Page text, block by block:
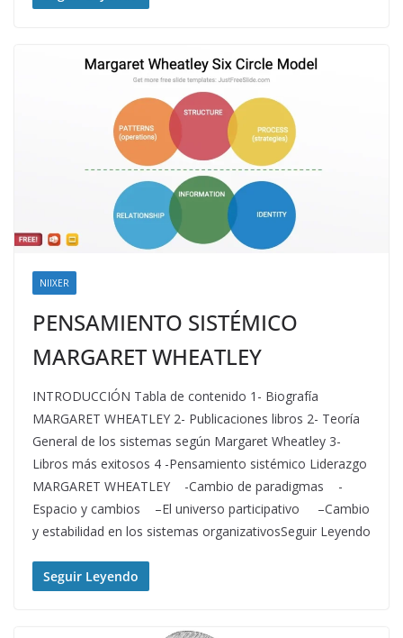
NIIXER
PENSAMIENTO SISTÉMICO
MARGARET WHEATLEY
INTRODUCCIÓN Tabla de contenido 1- Biografía
MARGARET WHEATLEY 2- Publicaciones libros 2- Teoría
General de los sistemas según Margaret Wheatley 3-
Libros más exitosos 4 -Pensamiento sistémico Liderazgo
MARGARET WHEATLEY -Cambio de paradigmas -
Espacio y cambios –El universo participativo –Cambio
y estabilidad en los sistemas organizativosSeguir Leyendo
Seguir Leyendo